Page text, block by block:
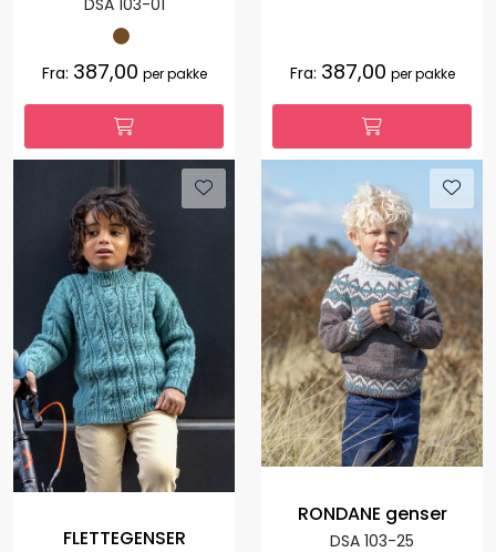
DSA 103-01
Fra: 387,00 per pakke Fra: 387,00 per pakke
FLETTEGENSER
RONDANE genser
DSA 103-25